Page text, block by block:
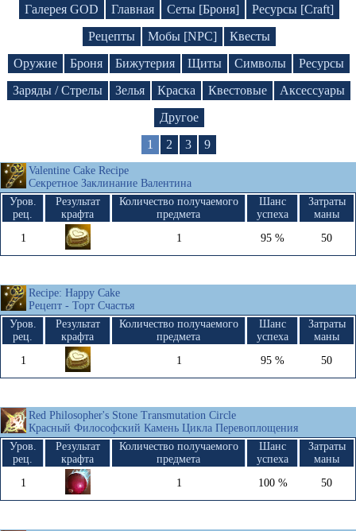
Галерея GOD Главная Сеты [Броня]
Ресурсы [Craft]
Рецепты
Мобы [NPC]
Квесты
Оружие
Броня Бижутерия Щиты Символы
Ресурсы
Заряды / Стрелы
Зелья Краска Квестовые
Аксессуары
Другое
1
2 3 9
Valentine Cake Recipe
Секретное Заклинание Валентина
Уров.
рец.
Результат
крафта
Количество получаемого
предмета
Шанс
успеха
Затраты
маны
1
1 95 % 50
Recipe: Happy Cake
Рецепт - Торт Счастья
Уров.
рец.
Результат
крафта
Количество получаемого
предмета
Шанс
успеха
Затраты
маны
1
1 95 % 50
Red Philosopher's Stone Transmutation Circle
Красный Философский Камень Цикла Перевоплощения
Уров.
рец.
Результат
крафта
Количество получаемого
предмета
Шанс
успеха
Затраты
маны
1
1 100 % 50